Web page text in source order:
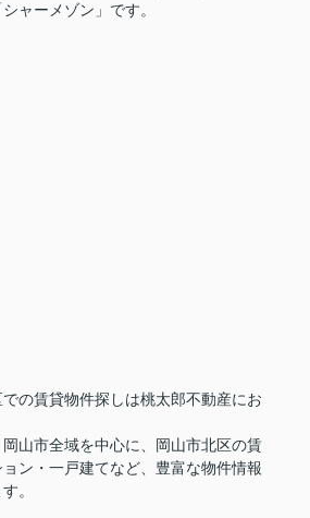
ャーメゾン」です。
の賃貸物件探しは桃太郎不動産にお
山市全域を中心に、岡山市北区の賃
ン・一戸建てなど、豊富な物件情報
。